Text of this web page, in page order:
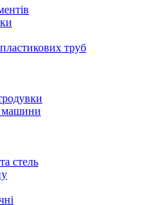
труб
машини
стель